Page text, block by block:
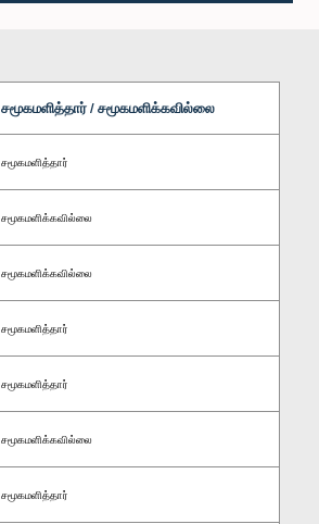
சமூகமளித்தார் / சமூகமளிக்கவில்லை
சமூகமளித்தார்
சமூகமளிக்கவில்லை
சமூகமளிக்கவில்லை
சமூகமளித்தார்
சமூகமளித்தார்
சமூகமளிக்கவில்லை
சமூகமளித்தார்